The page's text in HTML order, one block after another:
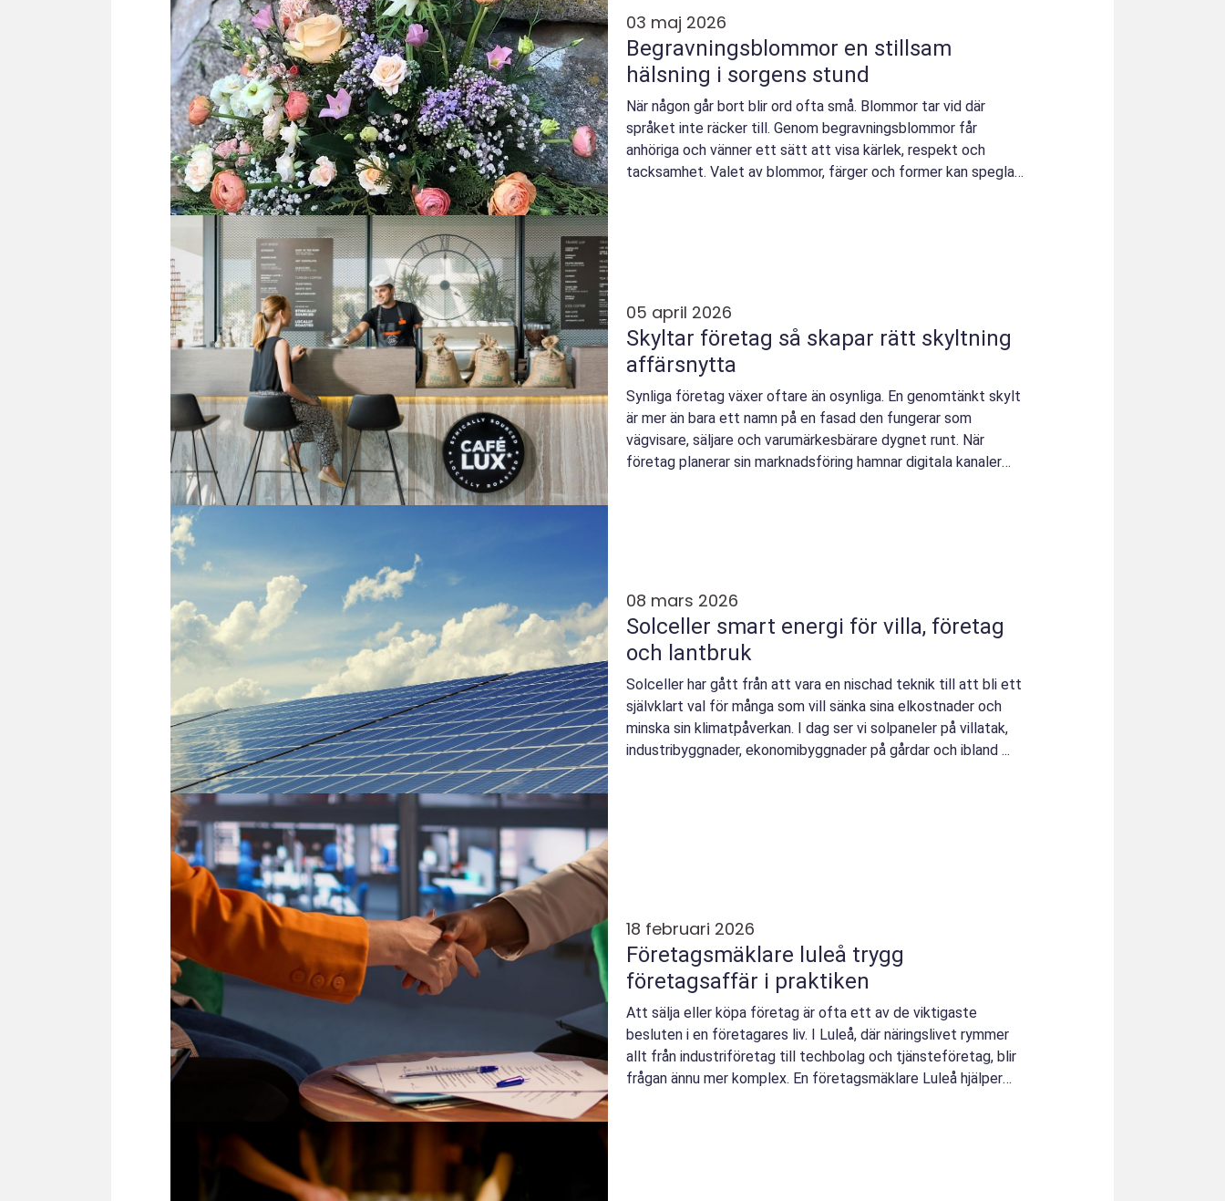
03 maj 2026
Begravningsblommor en stillsam
hälsning i sorgens stund
När någon går bort blir ord ofta små. Blommor tar vid där
språket inte räcker till. Genom begravningsblommor får
anhöriga och vänner ett sätt att visa kärlek, respekt och
tacksamhet. Valet av blommor, färger och former kan spegla
05 april 2026
Skyltar företag så skapar rätt skyltning
affärsnytta
Synliga företag växer oftare än osynliga. En genomtänkt skylt
är mer än bara ett namn på en fasad den fungerar som
vägvisare, säljare och varumärkesbärare dygnet runt. När
företag planerar sin marknadsföring hamnar digitala kanaler
08 mars 2026
Solceller smart energi för villa, företag
och lantbruk
Solceller har gått från att vara en nischad teknik till att bli ett
självklart val för många som vill sänka sina elkostnader och
minska sin klimatpåverkan. I dag ser vi solpaneler på villatak,
industribyggnader, ekonomibyggnader på gårdar och ibland ...
18 februari 2026
Företagsmäklare luleå trygg
företagsaffär i praktiken
Att sälja eller köpa företag är ofta ett av de viktigaste
besluten i en företagares liv. I Luleå, där näringslivet rymmer
allt från industriföretag till techbolag och tjänsteföretag, blir
frågan ännu mer komplex. En företagsmäklare Luleå hjälper